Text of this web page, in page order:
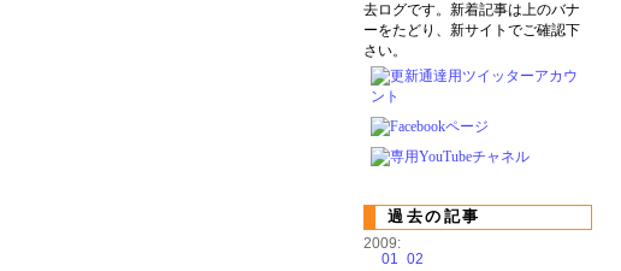
去ログです。新着記事は上のバナ
ーをたどり、新サイトでご確認下
さい。
過去の記事
2009:
01 02